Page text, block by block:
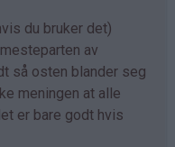
du bruker det)
av
så osten blander seg
meningen at alle
er bare godt hvis